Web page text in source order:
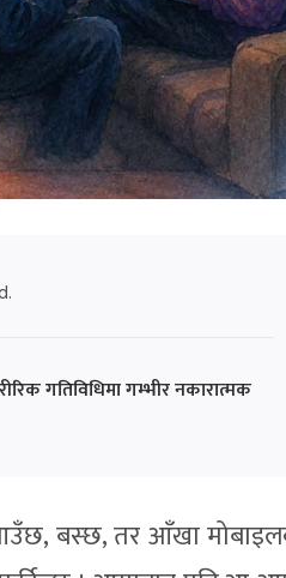
गतिविधिमा गम्भीर नकारात्मक
बस्छ, तर आँखा